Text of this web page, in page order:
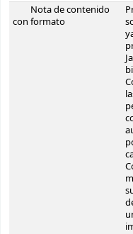
Nota de contenido
con formato